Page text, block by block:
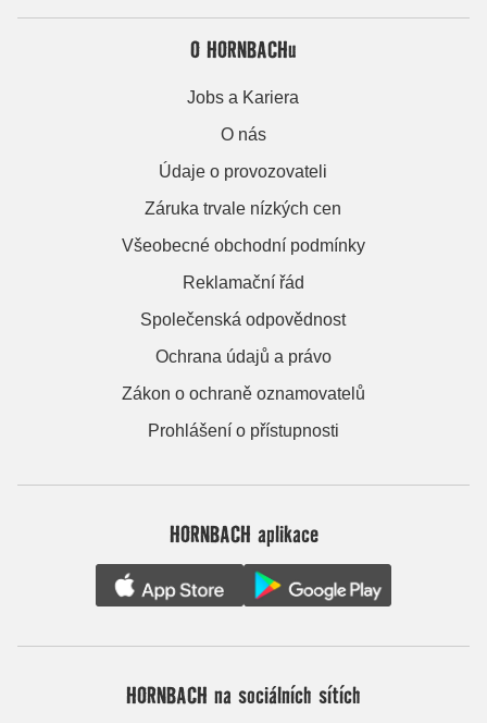
O HORNBACHu
Jobs a Kariera
O nás
Údaje o provozovateli
Záruka trvale nízkých cen
Všeobecné obchodní podmínky
Reklamační řád
Společenská odpovědnost
Ochrana údajů a právo
Zákon o ochraně oznamovatelů
Prohlášení o přístupnosti
HORNBACH aplikace
HORNBACH na sociálních sítích